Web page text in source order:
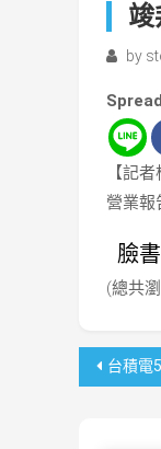
by
【記
營業報
臉
(總共
文台積電